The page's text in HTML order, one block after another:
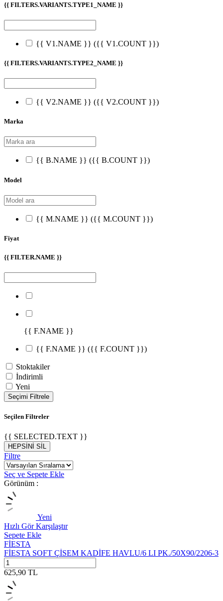
{{ FILTERS.VARIANTS.TYPE1_NAME }}
{{ V1.NAME }} ({{ V1.COUNT }})
{{ FILTERS.VARIANTS.TYPE2_NAME }}
{{ V2.NAME }} ({{ V2.COUNT }})
Marka
{{ B.NAME }} ({{ B.COUNT }})
Model
{{ M.NAME }} ({{ M.COUNT }})
Fiyat
{{ FILTER.NAME }}
{{ F.NAME }}
{{ F.NAME }} ({{ F.COUNT }})
Stoktakiler
İndirimli
Yeni
Seçimi Filtrele
Seçilen Filtreler
{{ SELECTED.TEXT }}
HEPSİNİ SİL
Filtre
Seç ve Sepete Ekle
Görünüm :
Yeni
Hızlı GörKarşılaştır
Sepete Ekle
FİESTA
FİESTA SOFT ÇİSEM KADİFE HAVLU/6 LI PK./50X90/2206-3
625,90 TL